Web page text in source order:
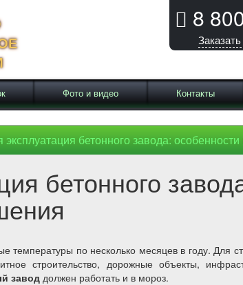
8
Фото и видео Контакты
эксплуатация бетонного завода:
бетонного
температуры по несколько месяцев в году. Для
строительство, дорожные объекты,
заводдолжен работать и в мороз.